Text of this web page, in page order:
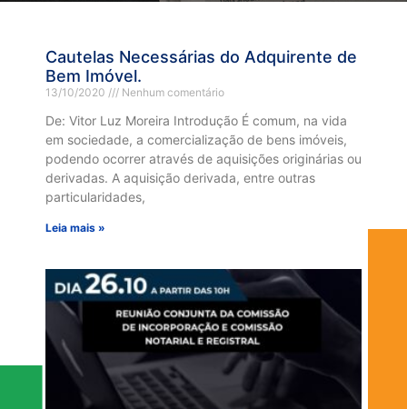
Cautelas Necessárias do Adquirente de
Bem Imóvel.
13/10/2020 Nenhum comentário
De: Vitor Luz Moreira Introdução É comum, na vida
em sociedade, a comercialização de bens imóveis,
podendo ocorrer através de aquisições originárias ou
derivadas. A aquisição derivada, entre outras
particularidades,
Leia mais »